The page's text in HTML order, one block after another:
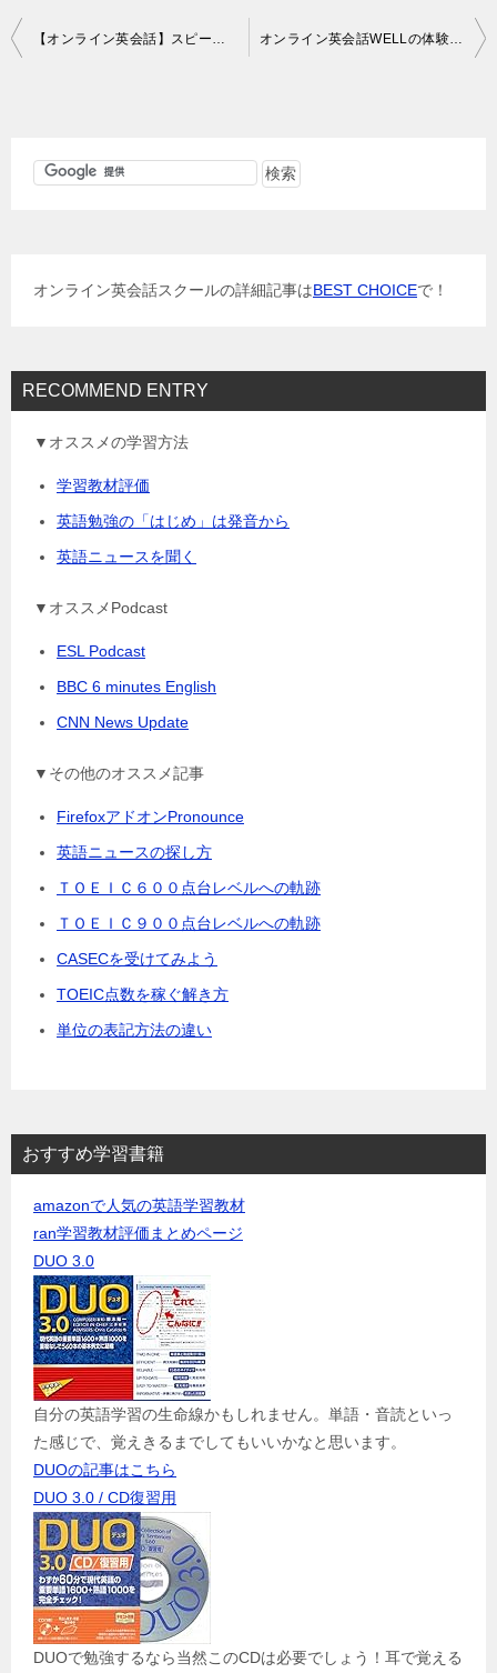
投
オンライン英会話スクールの詳細記事はBEST CHOICEで！
RECOMMEND ENTRY
▼オススメの学習方法
学習教材評価
英語勉強の「はじめ」は発音から
英語ニュースを聞く
▼オススメPodcast
ESL Podcast
BBC 6 minutes English
CNN News Update
▼その他のオススメ記事
FirefoxアドオンPronounce
英語ニュースの探し方
ＴＯＥＩＣ６００点台レベルへの軌跡
ＴＯＥＩＣ９００点台レベルへの軌跡
CASECを受けてみよう
TOEIC点数を稼ぐ解き方
単位の表記方法の違い
おすすめ学習書籍
amazonで人気の英語学習教材
ran学習教材評価まとめページ
DUO 3.0
自分の英語学習の生命線かもしれません。単語・音読といっ
た感じで、覚えきるまでしてもいいかなと思います。
DUOの記事はこちら
DUO 3.0 / CD復習用
DUOで勉強するなら当然このCDは必要でしょう！耳で覚える